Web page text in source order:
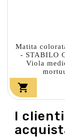
Matita
- STABILO
Viola

I